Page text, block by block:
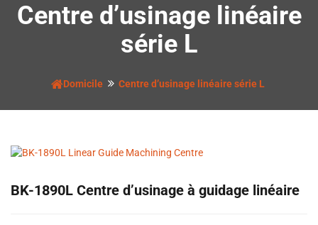
Centre d’usinage linéaire
série L
Domicile Centre d’usinage linéaire série L
BK-1890L Centre d’usinage à guidage linéaire